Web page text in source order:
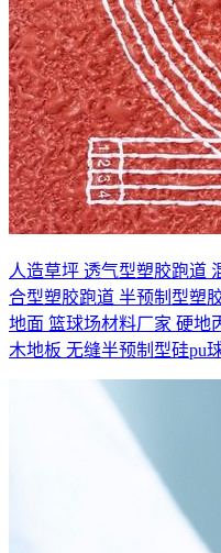
人造草坪 透气型塑胶跑道
合型塑胶跑道 半预制型塑
地面 篮球场材料厂家 硬地
木地板 无缝半预制型硅pu